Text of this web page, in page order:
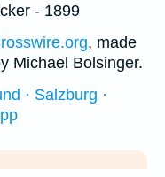
- 1899
, made
Michael Bolsinger.
· Salzburg ·